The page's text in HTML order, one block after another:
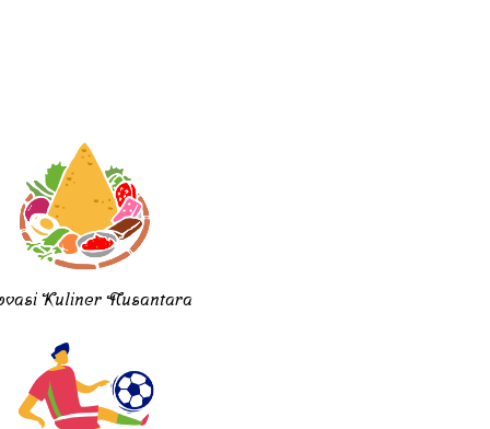
Kuliner Nusantara